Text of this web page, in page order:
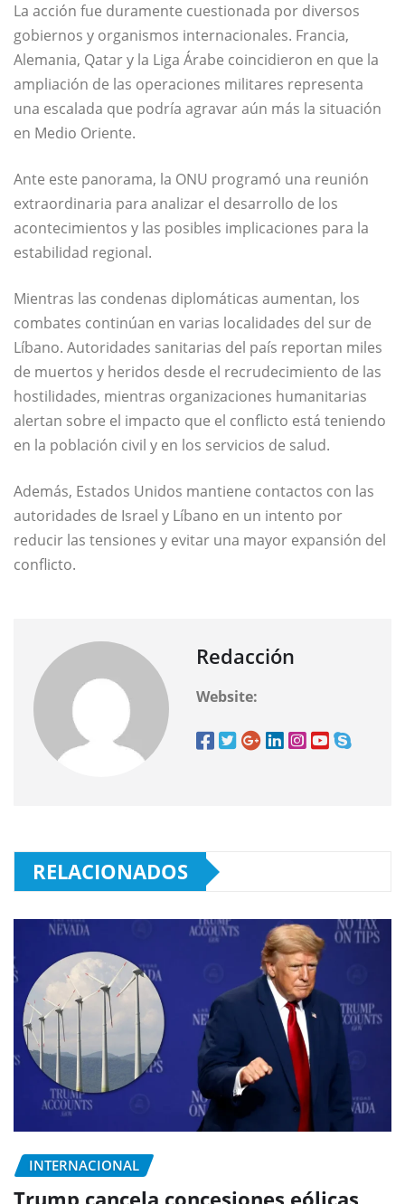
La acción fue duramente cuestionada por diversos
gobiernos y organismos internacionales. Francia,
Alemania, Qatar y la Liga Árabe coincidieron en que la
ampliación de las operaciones militares representa
una escalada que podría agravar aún más la situación
en Medio Oriente.
Ante este panorama, la ONU programó una reunión
extraordinaria para analizar el desarrollo de los
acontecimientos y las posibles implicaciones para la
estabilidad regional.
Mientras las condenas diplomáticas aumentan, los
combates continúan en varias localidades del sur de
Líbano. Autoridades sanitarias del país reportan miles
de muertos y heridos desde el recrudecimiento de las
hostilidades, mientras organizaciones humanitarias
alertan sobre el impacto que el conflicto está teniendo
en la población civil y en los servicios de salud.
Además, Estados Unidos mantiene contactos con las
autoridades de Israel y Líbano en un intento por
reducir las tensiones y evitar una mayor expansión del
conflicto.
Redacción
Website:
RELACIONADOS
INTERNACIONAL
Trump cancela concesiones eólicas